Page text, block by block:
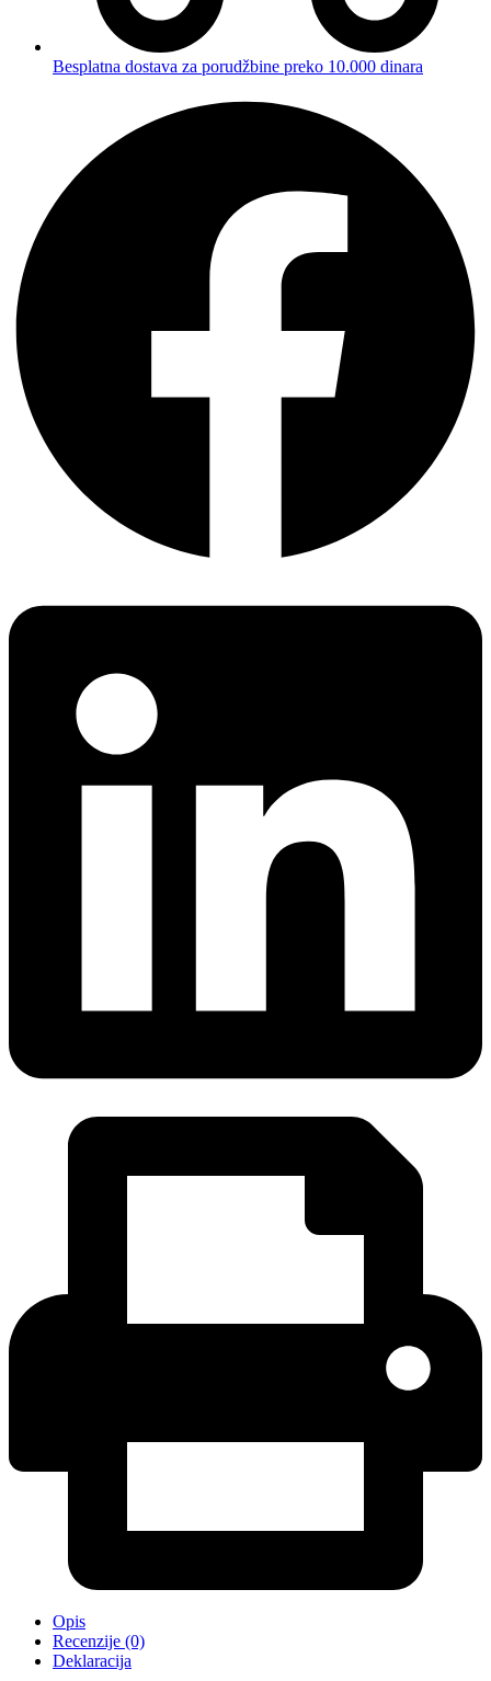
Besplatna dostava za porudžbine preko 10.000 dinara
Opis
Recenzije (0)
Deklaracija